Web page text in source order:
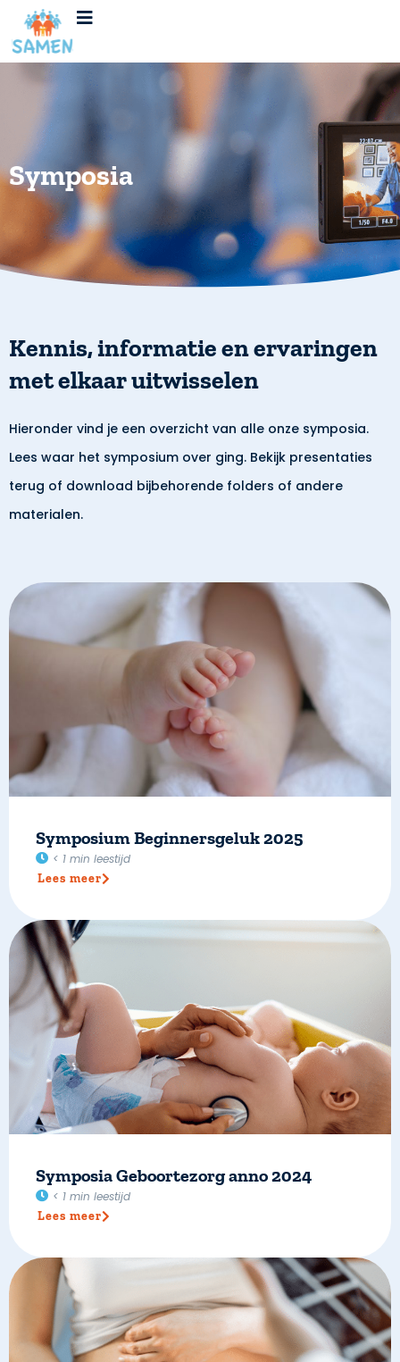
naar
Symposia
Kennis, informatie en ervaringen
met elkaar uitwisselen
Hieronder vind je een overzicht van alle onze symposia.
Lees waar het symposium over ging. Bekijk presentaties
terug of download bijbehorende folders of andere
materialen.
Symposium Beginnersgeluk 2025
< 1 min leestijd
Lees meer
Symposia Geboortezorg anno 2024
< 1 min leestijd
Lees meer